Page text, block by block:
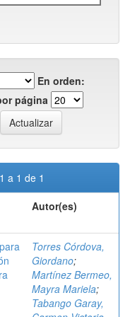
En orden:
página
a 1 de 1
Autor(es)
Torres Córdova,
Giordano;
Martínez Bermeo,
Mayra Mariela;
Tabango Garay,